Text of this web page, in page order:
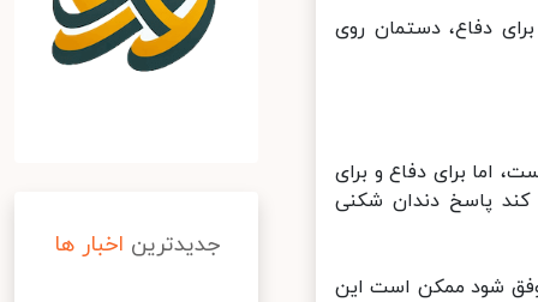
دفاع، دستمان روی
برای دفاع و برای
پاسخ دندان شکنی
شود ممکن است این
جدیدترین اخبار ها